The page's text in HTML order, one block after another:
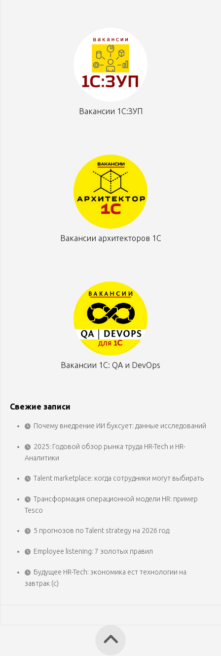
Вакансии 1С:ЗУП
Вакансии архитекторов 1С
Вакансии 1С: QA и DevOps
Свежие записи
Почему внедрение ИИ буксует: данные исследований
2025: Годовой обзор рынка труда HR-Tech и HR-
Аналитики
Talent marketplace: когда сотрудники могут выбирать
Трансформация операционной модели HR: пример
Tesco
5 прогнозов по Talent strategy на 2026 год
Employee listening: 7 золотых правил
Будущее HR-Tech: экономика ест технологии на
завтрак (с)